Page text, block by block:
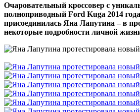
Очаровательный кроссовер с
полноприводный Ford Kuga 2014
приcоединилась Яна Лапутина – в
некоторые подробности личной